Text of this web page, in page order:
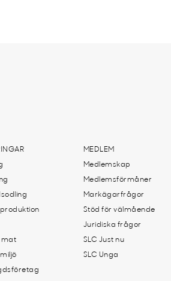
produktion
mat
MEDLEM
Medlemskap
Medlemsförmåner
Markägarfrågor
Stöd för välmående
Juridiska frågor
SLC Just nu
SLC Unga